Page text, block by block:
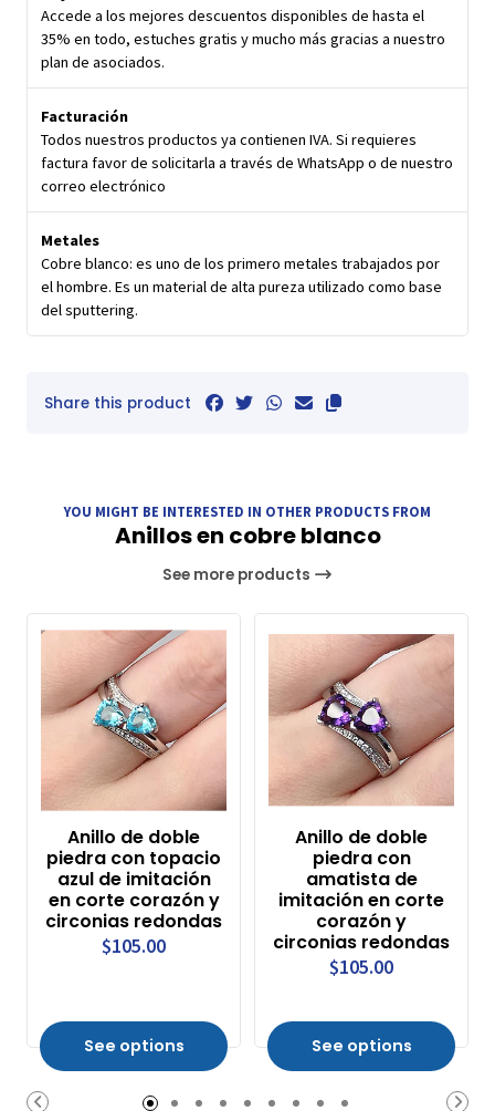
Accede a los mejores descuentos disponibles de hasta el
35% en todo, estuches gratis y mucho más gracias a nuestro
plan de asociados.
Facturación
Todos nuestros productos ya contienen IVA. Si requieres
factura favor de solicitarla a través de WhatsApp o de nuestro
correo electrónico
Metales
Cobre blanco: es uno de los primero metales trabajados por
el hombre. Es un material de alta pureza utilizado como base
del sputtering.
Share this product
YOU MIGHT BE INTERESTED IN OTHER PRODUCTS FROM
Anillos en cobre blanco
See more products
Anillo de doble
piedra con topacio
azul de imitación
en corte corazón y
circonias redondas
$105.00
See options
Anillo de doble
piedra con
amatista de
imitación en corte
corazón y
circonias redondas
$105.00
See options